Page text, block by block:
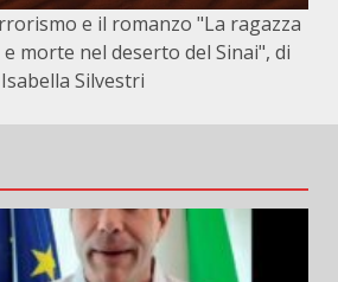
e il romanzo "La ragazza
morte nel deserto del Sinai", di
Isabella Silvestri